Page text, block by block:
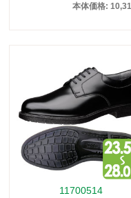
本体価格:
11700514